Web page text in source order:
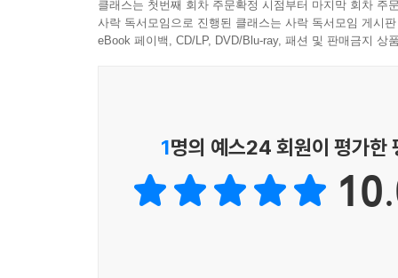
클래스는 첫번째 회차 주문확정 시점부터 마지막 회차 주
사락 독서모임으로 진행된 클래스는 사락 독서모임 게시
eBook 페이백, CD/LP, DVD/Blu-ray, 패션 및 판매금지 상
1명의 예스24 회원이 평가한